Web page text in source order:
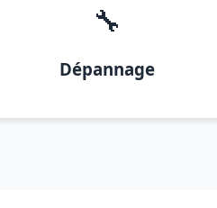
🔧
Dépannage